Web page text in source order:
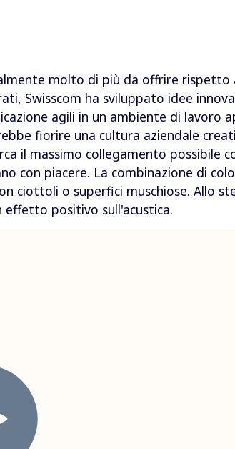
molto di più da offrire rispetto
Swisscom ha sviluppato idee
agili in un ambiente di lavoro
fiorire una cultura aziendale
il massimo collegamento possibile
con piacere. La combinazione di
ciottoli o superfici muschiose. Allo
effetto positivo sull'acustica.